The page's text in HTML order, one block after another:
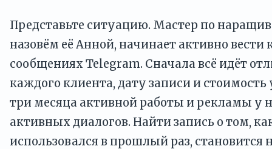
Представьте ситуацию. Мастер по
назовём её Анной, начинает активно
сообщениях Telegram. Сначала всё идёт
каждого клиента, дату записи и стоимость
три месяца активной работы и рекламы у
активных диалогов. Найти запись о том,
использовался в прошлый раз, становится